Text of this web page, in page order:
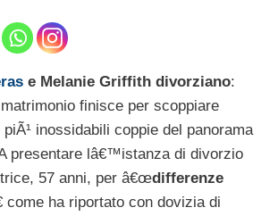
e Melanie Griffith divorziano:
finisce per scoppiare
inossidabili coppie del panorama
presentare lâ€™istanza di divorzio
57 anni, per â€œdifferenze
come ha riportato con dovizia di